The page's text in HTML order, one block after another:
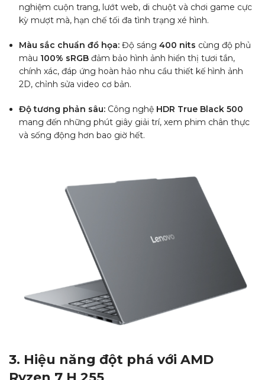
nghiệm cuộn trang, lướt web, di chuột và chơi game cực
kỳ mượt mà, hạn chế tối đa tình trạng xé hình.
Màu sắc chuẩn đồ họa: Độ sáng 400 nits cùng độ phủ
màu 100% sRGB đảm bảo hình ảnh hiển thị tươi tắn,
chính xác, đáp ứng hoàn hảo nhu cầu thiết kế hình ảnh
2D, chỉnh sửa video cơ bản.
Độ tương phản sâu: Công nghệ HDR True Black 500
mang đến những phút giây giải trí, xem phim chân thực
và sống động hơn bao giờ hết.
3. Hiệu năng đột phá với AMD